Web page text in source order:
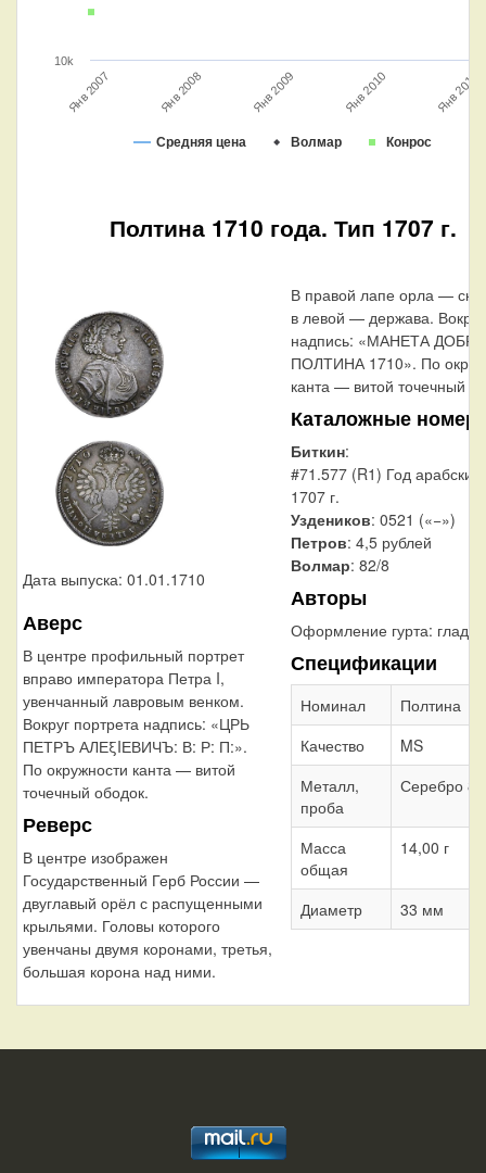
Средняя цена Волмар Конрос
Янв 2007 Янв 2008 Янв 2009 Янв 2010 Янв 2011
10k
Полтина 1710 года. Тип 1707 г.
Дата выпуска: 01.01.1710
Аверс
В центре профильный портрет
вправо императора Петра I,
увенчанный лавровым венком.
Вокруг портрета надпись: «ЦРЬ
ПЕТРЪ АЛЕξIЕВИЧЪ: В: Р: П:».
По окружности канта — витой
точечный ободок.
Реверс
В центре изображен
Государственный Герб России —
двуглавый орёл с распущенными
крыльями. Головы которого
увенчаны двумя коронами, третья,
большая корона над ними.
В правой лапе орла —
в левой — держава.
надпись: «МАНЕТА
ПОЛТИНА 1710». По
канта — витой точечный
Каталожные
Биткин:
#71.577 (R1) Год
1707 г.
Уздеников: 0521 («−»)
Петров: 4,5 рублей
Волмар: 82/8
Авторы
Оформление гурта:
Спецификации
Номинал
Полтина
Качество
MS
Металл,
проба
Серебро
Масса
общая
14,00 г
Диаметр 33 мм